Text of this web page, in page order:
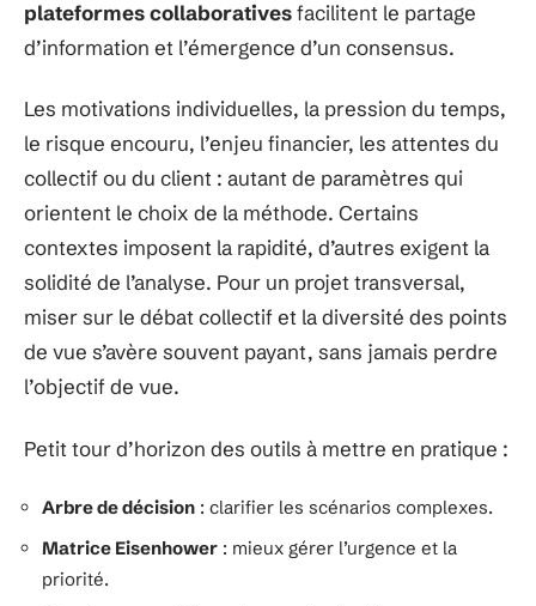
plateformes collaborativesfacilitent le partage
d’information et l’émergence d’un consensus.
Les motivations individuelles, la pression du temps,
le risque encouru, l’enjeu financier, les attentes du
collectif ou du client : autant de paramètres qui
orientent le choix de la méthode. Certains
contextes imposent la rapidité, d’autres exigent la
solidité de l’analyse. Pour un projet transversal,
miser sur le débat collectif et la diversité des points
de vue s’avère souvent payant, sans jamais perdre
l’objectif de vue.
Petit tour d’horizon des outils à mettre en pratique :
Arbre de décision : clarifier les scénarios complexes.
Matrice Eisenhower : mieux gérer l’urgence et la
priorité.